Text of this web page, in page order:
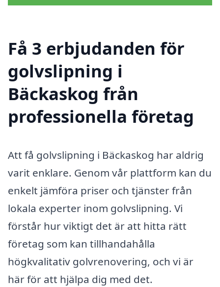
Få 3 erbjudanden för
golvslipning i
Bäckaskog från
professionella företag
Att få golvslipning i Bäckaskog har aldrig
varit enklare. Genom vår plattform kan du
enkelt jämföra priser och tjänster från
lokala experter inom golvslipning. Vi
förstår hur viktigt det är att hitta rätt
företag som kan tillhandahålla
högkvalitativ golvrenovering, och vi är
här för att hjälpa dig med det.